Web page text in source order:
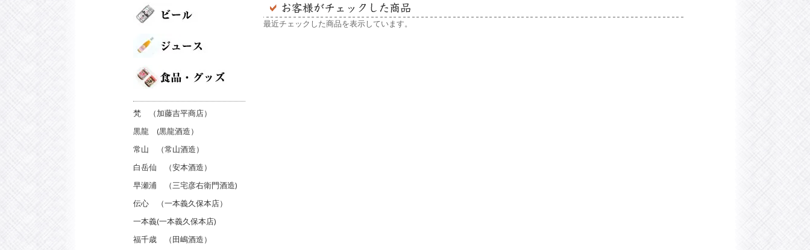
最近チェックした商品を表示しています。
梵 （加藤吉平商店）
黒龍 (黒龍酒造）
常山 （常山酒造）
白岳仙 （安本酒造）
早瀬浦 （三宅彦右衛門酒造)
伝心 （一本義久保本店）
一本義(一本義久保本店)
福千歳 （田嶋酒造）